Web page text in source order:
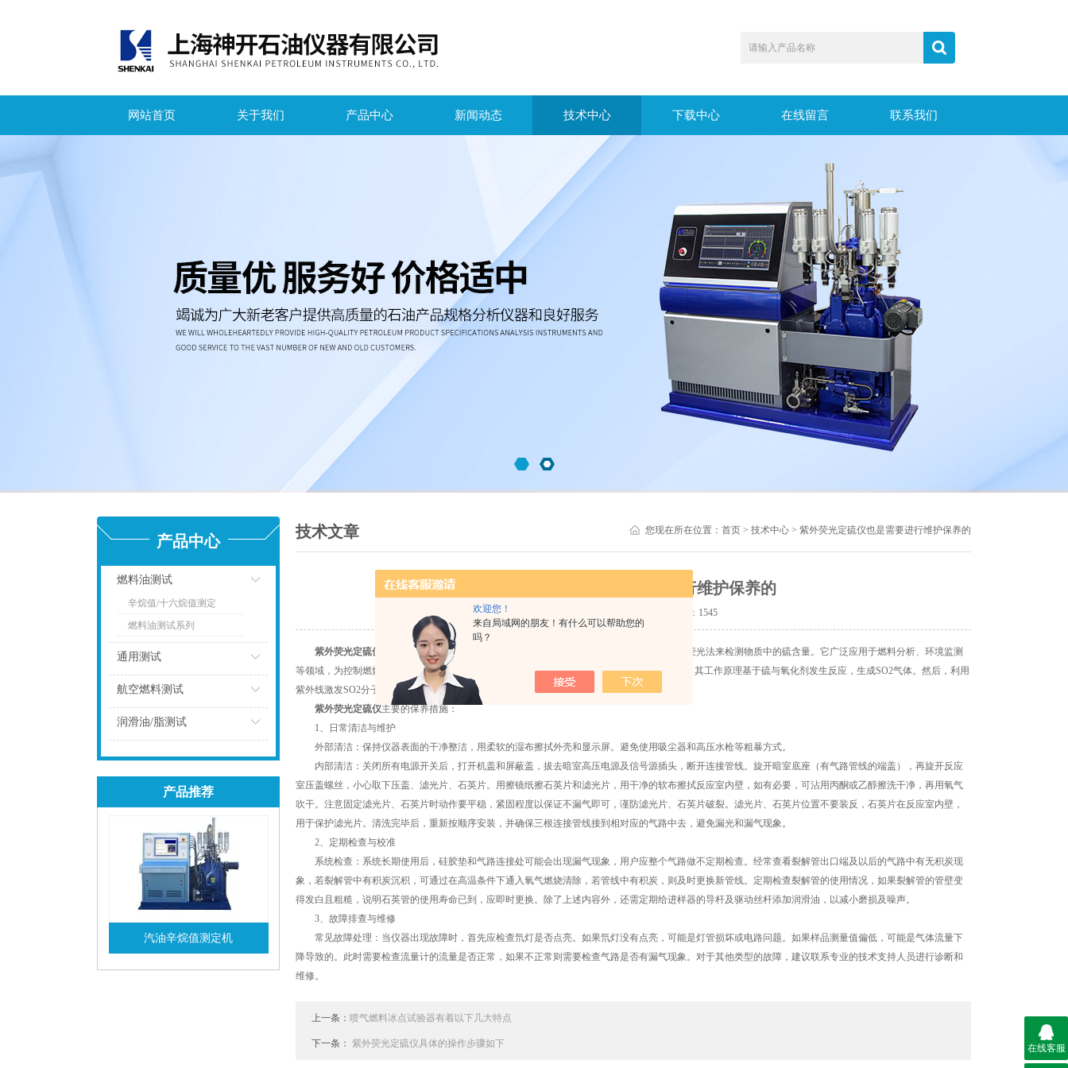
欢迎您！
来自局域网的朋友！有什么可以帮助您的
吗？
网站首页 关于我们 产品中心 新闻动态 技术中心 下载中心 在线留言 联系我们
产品中心
燃料油测试
点击
辛烷值/十六烷值测定
燃料油测试系列
通用测试
航空燃料测试
润滑油/脂测试
产品推荐
汽油辛烷值测定机
查看详情
技术文章 您现在所在位置： 首页 > 技术中心 > 紫外荧光定硫仪也是需要进行维护保养的
紫外荧光定硫仪也是需要进行维护保养的
更新时间：2024-11-27 点击量： 1545
紫外荧光定硫仪
是一种用于测定物质中硫含量的专业分析仪器。利用化学反应原理和紫外荧光法来检测物质中的硫含量。它广泛应用于燃料分析、环境监测
等领域，为控制燃烧过程中的SOx（二氧化硫）排放和监测大气中的含硫化合物提供重要支持。其工作原理基于硫与氧化剂发生反应，生成SO2气体。然后，利用
紫外线激发SO2分子，使其产生荧光。通过检测荧光强度，仪器可以计算出样品中的硫含量。
紫外荧光定硫仪主要的保养措施：
1、日常清洁与维护
外部清洁：保持仪器表面的干净整洁，用柔软的湿布擦拭外壳和显示屏。避免使用吸尘器和高压水枪等粗暴方式。
内部清洁：关闭所有电源开关后，打开机盖和屏蔽盖，拔去暗室高压电源及信号源插头，断开连接管线。旋开暗室底座（有气路管线的端盖），再旋开反应
室压盖螺丝，小心取下压盖、滤光片、石英片。用擦镜纸擦石英片和滤光片，用干净的软布擦拭反应室内壁，如有必要，可沾用丙酮或乙醇擦洗干净，再用氧气
吹干。注意固定滤光片、石英片时动作要平稳，紧固程度以保证不漏气即可，谨防滤光片、石英片破裂。滤光片、石英片位置不要装反，石英片在反应室内壁，
用于保护滤光片。清洗完毕后，重新按顺序安装，并确保三根连接管线接到相对应的气路中去，避免漏光和漏气现象。
2、定期检查与校准
系统检查：系统长期使用后，硅胶垫和气路连接处可能会出现漏气现象，用户应整个气路做不定期检查。经常查看裂解管出口端及以后的气路中有无积炭现
象，若裂解管中有积炭沉积，可通过在高温条件下通入氧气燃烧清除，若管线中有积炭，则及时更换新管线。定期检查裂解管的使用情况，如果裂解管的管壁变
得发白且粗糙，说明石英管的使用寿命已到，应即时更换。除了上述内容外，还需定期给进样器的导杆及驱动丝杆添加润滑油，以减小磨损及噪声。
3、故障排查与维修
常见故障处理：当仪器出现故障时，首先应检查氘灯是否点亮。如果氘灯没有点亮，可能是灯管损坏或电路问题。如果样品测量值偏低，可能是气体流量下
降导致的。此时需要检查流量计的流量是否正常，如果不正常则需要检查气路是否有漏气现象。对于其他类型的故障，建议联系专业的技术支持人员进行诊断和
维修。
上一条： 喷气燃料冰点试验器有着以下几大特点
下一条： 紫外荧光定硫仪具体的操作步骤如下 在线客服